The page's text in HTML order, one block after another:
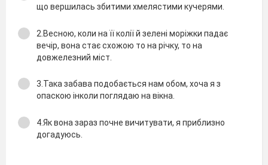
що вершилась збитими хмелястими кучерями.
2.Весною, коли на її колiї й зеленi морiжки падає
вечiр, вона стає схожою то на рiчку, то на
довжелезний мiст.
3.Така забава подобається нам обом, хоча я з
опаскою iнколи поглядаю на вiкна.
4.Як вона зараз почне вичитувати, я приблизно
догадуюсь.